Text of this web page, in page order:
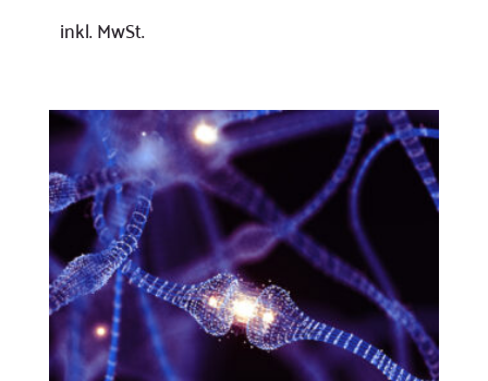
inkl. MwSt.